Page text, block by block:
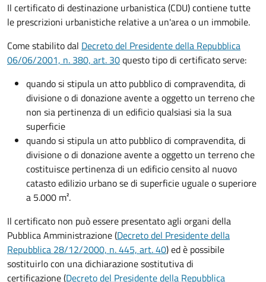
Il certificato di destinazione urbanistica (CDU) contiene tutte
le prescrizioni urbanistiche relative a un'area o un immobile.
Come stabilito dal Decreto del Presidente della Repubblica
06/06/2001, n. 380, art. 30questo tipo di certificato serve:
quando si stipula un atto pubblico di compravendita, di
divisione o di donazione avente a oggetto un terreno che
non sia pertinenza di un edificio qualsiasi sia la sua
superficie
quando si stipula un atto pubblico di compravendita, di
divisione o di donazione avente a oggetto un terreno che
costituisce pertinenza di un edificio censito al nuovo
catasto edilizio urbano se di superficie uguale o superiore
a 5.000 m².
Il certificato non può essere presentato agli organi della
Pubblica Amministrazione (Decreto del Presidente della
Repubblica 28/12/2000, n. 445, art. 40) ed è possibile
sostituirlo con una dichiarazione sostitutiva di
certificazione(Decreto del Presidente della Repubblica